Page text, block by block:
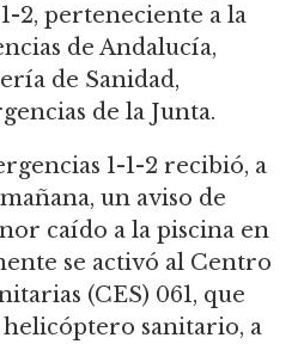
2, perteneciente a la
de Andalucía,
de Sanidad,
de la Junta.
1-1-2 recibió, a
un aviso de
caído a la piscina en
se activó al Centro
(CES) 061, que
sanitario, a